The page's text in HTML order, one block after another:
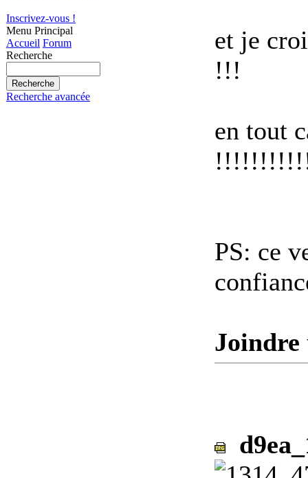
Inscrivez-vous !
Menu Principal
Accueil Forum
Recherche
Recherche avancée
et je
!!!
en tout
PS: ce